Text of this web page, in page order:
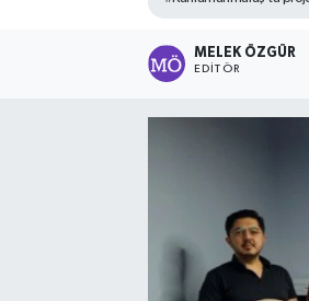
MELEK ÖZGÜR
EDITÖR